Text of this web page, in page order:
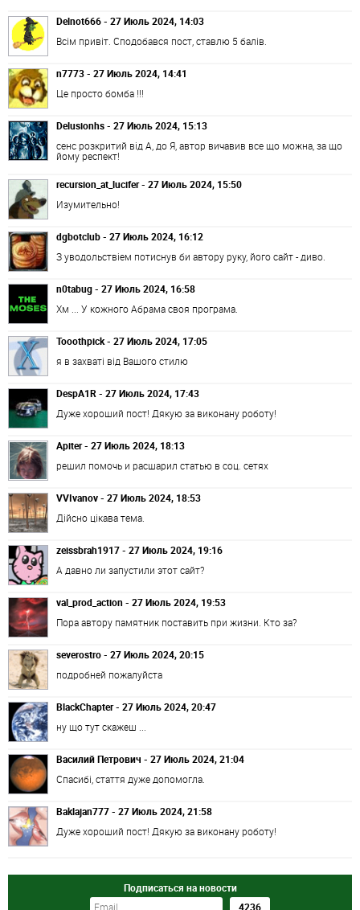
Delnot666 - 27 Июль 2024, 14:03
Всім привіт. Сподобався пост, ставлю 5 балів.
n7773 - 27 Июль 2024, 14:41
Це просто бомба !!!
Delusionhs - 27 Июль 2024, 15:13
сенс розкритий від А, до Я, автор вичавив все що можна, за що
йому респект!
recursion_at_lucifer - 27 Июль 2024, 15:50
Изумительно!
dgbotclub - 27 Июль 2024, 16:12
З уводольствіем потиснув би автору руку, його сайт - диво.
n0tabug - 27 Июль 2024, 16:58
Хм ... У кожного Абрама своя програма.
Tooothpick - 27 Июль 2024, 17:05
я в захваті від Вашого стилю
DespA1R - 27 Июль 2024, 17:43
Дуже хороший пост! Дякую за виконану роботу!
Apiter - 27 Июль 2024, 18:13
решил помочь и расшарил статью в соц. сетях
VVIvanov - 27 Июль 2024, 18:53
Дійсно цікава тема.
zeissbrah1917 - 27 Июль 2024, 19:16
А давно ли запустили этот сайт?
val_prod_action - 27 Июль 2024, 19:53
Пора автору памятник поставить при жизни. Кто за?
severostro - 27 Июль 2024, 20:15
подробней пожалуйста
BlackChapter - 27 Июль 2024, 20:47
ну що тут скажеш ...
Василий Петрович - 27 Июль 2024, 21:04
Спасибі, стаття дуже допомогла.
Baklajan777 - 27 Июль 2024, 21:58
Дуже хороший пост! Дякую за виконану роботу!
Подписаться на новости